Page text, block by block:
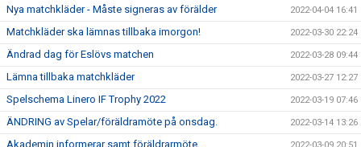
Nya matchkläder - Måste signeras av förälder 2022-04-04 16:41
Matchkläder ska lämnas tillbaka imorgon! 2022-03-30 22:24
Ändrad dag för Eslövs matchen 2022-03-28 09:44
Lämna tillbaka matchkläder 2022-03-27 12:27
Spelschema Linero IF Trophy 2022 2022-03-19 07:46
ÄNDRING av Spelar/föräldramöte på onsdag. 2022-03-14 13:26
Akademin informerar samt föräldrarmöte.